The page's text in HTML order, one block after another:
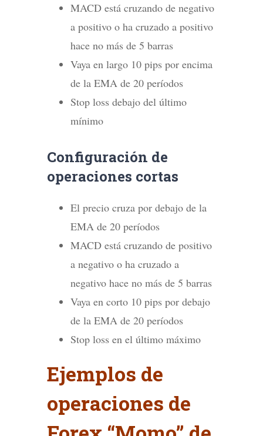
MACD está cruzando de negativo
a positivo o ha cruzado a positivo
hace no más de 5 barras
Vaya en largo 10 pips por encima
de la EMA de 20 períodos
Stop loss debajo del último
mínimo
Configuración de
operaciones cortas
El precio cruza por debajo de la
EMA de 20 períodos
MACD está cruzando de positivo
a negativo o ha cruzado a
negativo hace no más de 5 barras
Vaya en corto 10 pips por debajo
de la EMA de 20 períodos
Stop loss en el último máximo
Ejemplos de
operaciones de